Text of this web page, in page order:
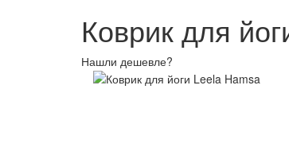
Коврик для
Нашли дешевле?